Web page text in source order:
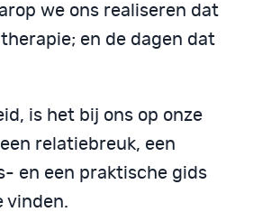
we ons realiseren dat
en de dagen dat
is het bij ons op onze
relatiebreuk, een
en een praktische gids
vinden.